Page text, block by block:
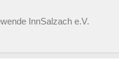
InnSalzach e.V.